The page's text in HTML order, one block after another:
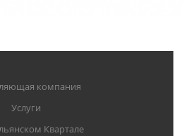
компания
Услуги
Квартале